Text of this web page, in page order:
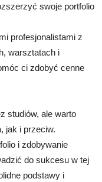
swoje portfolio
profesjonalistami z
warsztatach i
ci zdobyć cenne
studiów, ale warto
jak i przeciw.
i zdobywanie
do sukcesu w tej
podstawy i